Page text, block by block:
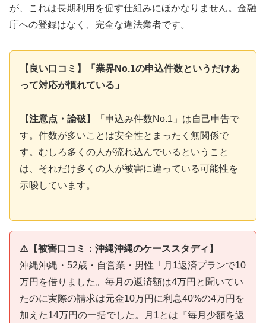
が、これは長期利用を促す仕組みにほかなりません。金融
庁への登録はなく、完全な違法業者です。
【良い口コミ】「業界No.1の申込件数というだけあ
って対応が慣れている」
【注意点・論破】
「申込み件数No.1」は自己申告で
す。件数が多いことは安全性とまったく無関係で
す。むしろ多くの人が流れ込んでいるということ
は、それだけ多くの人が被害に遭っている可能性を
示唆しています。
⚠️【被害口コミ：沖縄沖縄のケーススタディ】
沖縄沖縄・52歳・自営業・男性「月1返済プランで10
万円を借りました。毎月の返済額は4万円と聞いてい
たのに実際の請求は元金10万円に利息40%の4万円を
加えた14万円の一括でした。月1とは『毎月少額を返